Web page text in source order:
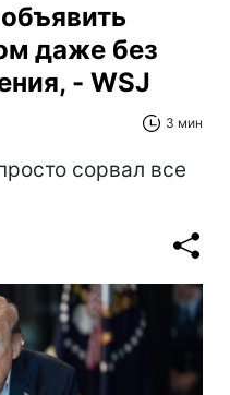
даже без
- WSJ
3 мин
сорвал все